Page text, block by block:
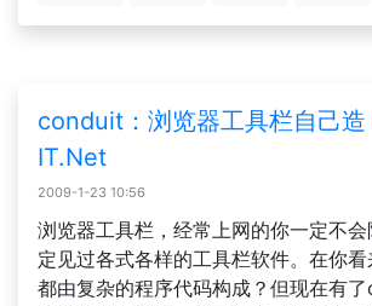
conduit：浏览器工具栏自己
IT.Net
2009-1-23 10:56
浏览器工具栏，经常上网的你一定不
定见过各式各样的工具栏软件。在你
都由复杂的程序代码构成？但现在有